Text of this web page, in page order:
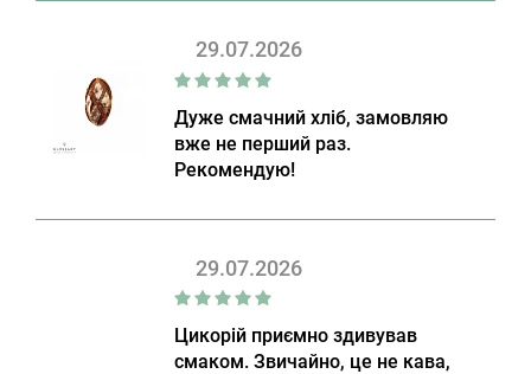
29.07.2026
Дуже смачний хліб, замовляю
вже не перший раз.
Рекомендую!
29.07.2026
Цикорій приємно здивував
смаком. Звичайно, це не кава,